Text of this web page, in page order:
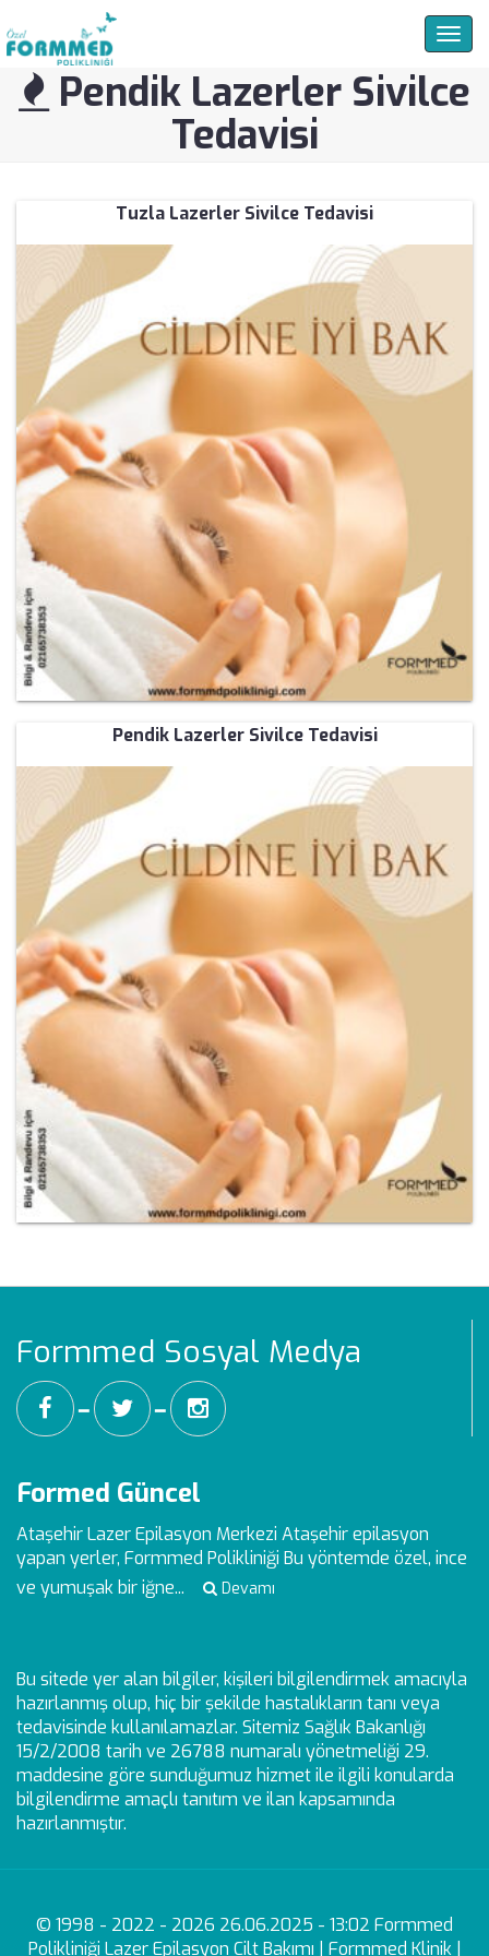
Pendik Lazerler Sivilce
Tedavisi
Tuzla Lazerler Sivilce Tedavisi
Pendik Lazerler Sivilce Tedavisi
Formmed Sosyal Medya
━ ━
Formed Güncel
Ataşehir Lazer Epilasyon Merkezi Ataşehir epilasyon
yapan yerler, Formmed Polikliniği Bu yöntemde özel, ince
ve yumuşak bir iğne...
Devamı
Bu sitede yer alan bilgiler, kişileri bilgilendirmek amacıyla
hazırlanmış olup, hiç bir şekilde hastalıkların tanı veya
tedavisinde kullanılamazlar. Sitemiz Sağlık Bakanlığı
15/2/2008 tarih ve 26788 numaralı yönetmeliği 29.
maddesine göre sunduğumuz hizmet ile ilgili konularda
bilgilendirme amaçlı tanıtım ve ilan kapsamında
hazırlanmıştır.
© 1998 - 2022 - 2026 26.06.2025 - 13:02 Formmed
Polikliniği Lazer Epilasyon Cilt Bakımı | Formmed Klinik |